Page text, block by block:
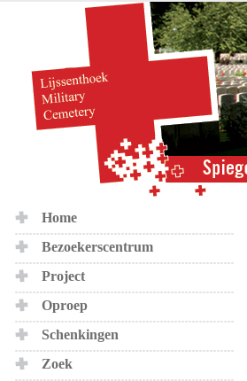
Home
Bezoekerscentrum
Project
Oproep
Schenkingen
Zoek